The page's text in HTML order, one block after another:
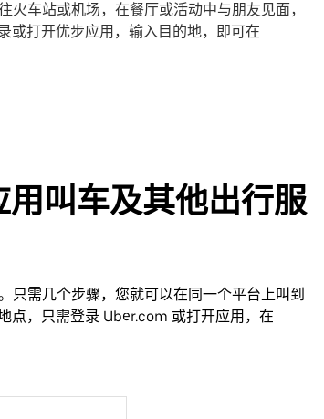
车站或机场，在餐厅或活动中与朋友见面，
或打开优步应用，输入目的地，即可在
叫车及其他出行服
需几个步骤，您就可以在同一个平台上叫到
点，只需登录 Uber.com 或打开应用，在